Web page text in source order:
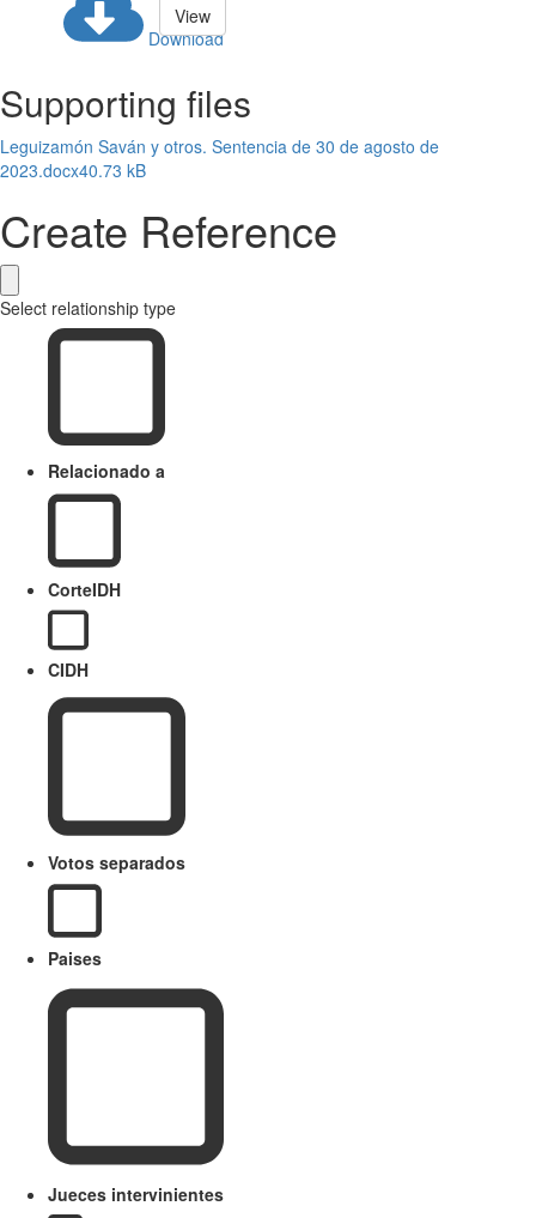
Download
View
Supporting files
Leguizamón Saván y otros. Sentencia de 30 de agosto de
2023.docx40.73 kB
Create Reference
Select relationship type
Relacionado a
CorteIDH
CIDH
Votos separados
Paises
Jueces intervinientes